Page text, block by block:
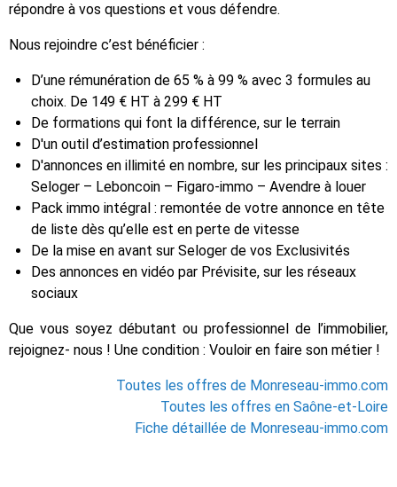
répondre à vos questions et vous défendre.
Nous rejoindre c’est bénéficier :
D’une rémunération de 65 % à 99 % avec 3 formules au
choix. De 149 € HT à 299 € HT
De formations qui font la différence, sur le terrain
D'un outil d’estimation professionnel
D'annonces en illimité en nombre, sur les principaux sites :
Seloger – Leboncoin – Figaro-immo – Avendre à louer
Pack immo intégral : remontée de votre annonce en tête
de liste dès qu’elle est en perte de vitesse
De la mise en avant sur Seloger de vos Exclusivités
Des annonces en vidéo par Prévisite, sur les réseaux
sociaux
Que vous soyez débutant ou professionnel de l’immobilier,
rejoignez- nous ! Une condition : Vouloir en faire son métier !
Toutes les offres de Monreseau-immo.com
Toutes les offres en Saône-et-Loire
Fiche détaillée de Monreseau-immo.com